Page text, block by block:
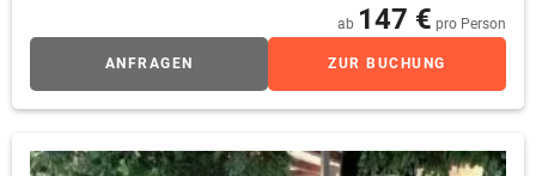
ab 147 € pro Person
ANFRAGEN ZUR BUCHUNG